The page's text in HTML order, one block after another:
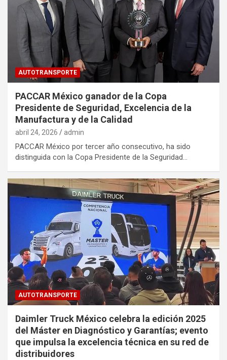
AUTOTRANSPORTE
PACCAR México ganador de la Copa
Presidente de Seguridad, Excelencia de la
Manufactura y de la Calidad
abril 24, 2026 admin
PACCAR México por tercer año consecutivo, ha sido
distinguida con la Copa Presidente de la Seguridad…
AUTOTRANSPORTE
Daimler Truck México celebra la edición 2025
del Máster en Diagnóstico y Garantías; evento
que impulsa la excelencia técnica en su red de
distribuidores